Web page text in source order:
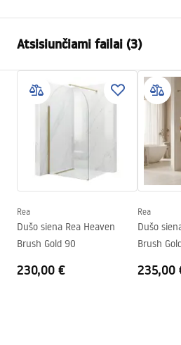
Medžiaga
Baterijos Tipas
Montavimo būdas
820
1170
Slėgio reguliavimas
Anti-Calc sistema
Taip
Jungčių atstumas
150
Atsisiunčiami failai (3)
Saugos informacija
Safety_Information_Shower_set.pdf
Garantijos sąlygos
Surinkimo instrukcija
Rea
Dušo siena Rea Heaven
Brush Gold 90
230,00 €
Rea
Dušo
Brush
235,00